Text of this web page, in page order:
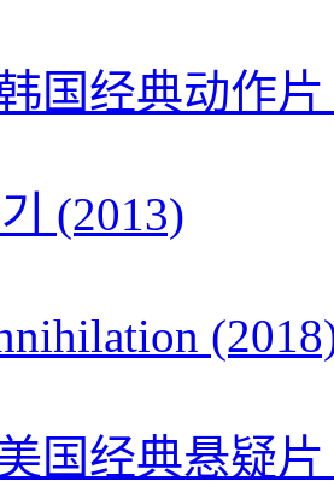
国经典动作
(2013)
国经典悬疑